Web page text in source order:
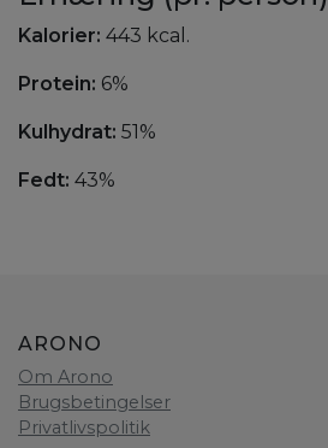
Kalorier: 443 kcal.
Protein: 6%
Kulhydrat: 51%
Fedt: 43%
ARONO
Om Arono
Brugsbetingelser
Privatlivspolitik